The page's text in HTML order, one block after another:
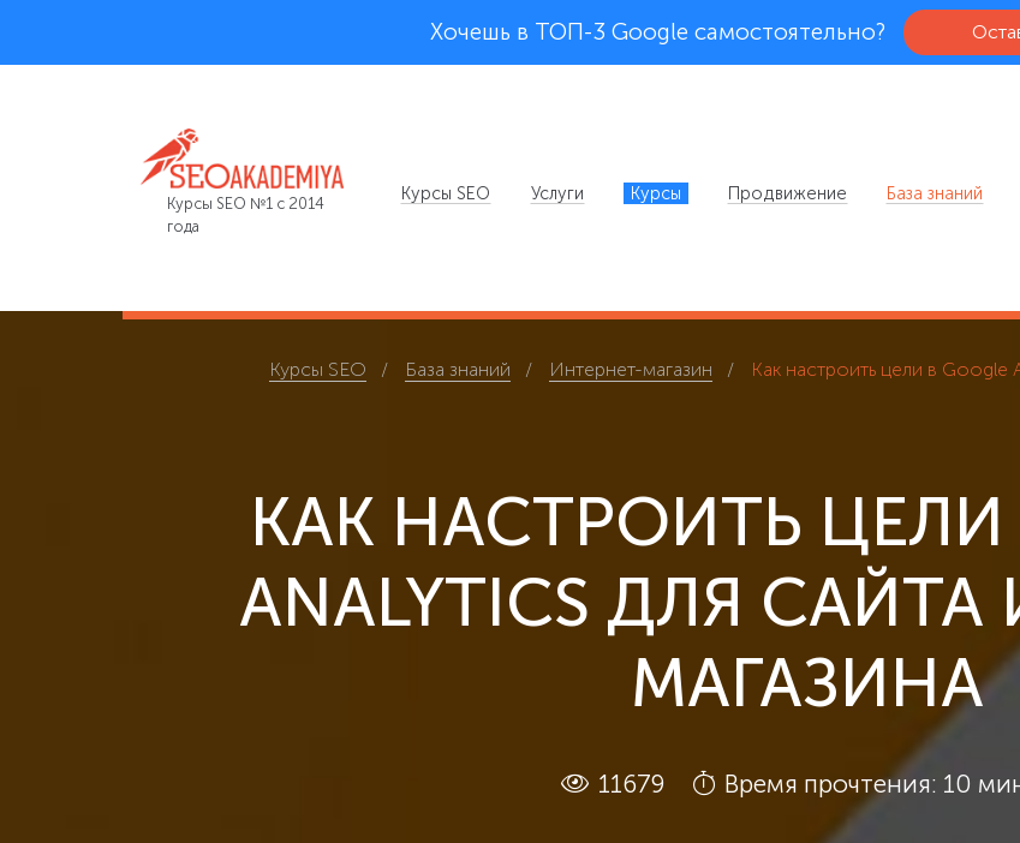
Хочешь в ТОП-3 Google самостоятельно?
Курсы SEO №1 с 2014
года
Курсы SEO Услуги Курсы Продвижение База знаний
Курсы SEO База знаний Интернет-магазин Как настроить цели в Google
КАК НАСТРОИТЬ ЦЕЛИ
ANALYTICS ДЛЯ
МАГАЗИНА
11679 Время прочтения: 10